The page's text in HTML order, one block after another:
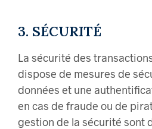
3. SÉCURITÉ
La sécurité des
dispose de mesures de
données et une
en cas de fraude ou de
gestion de la sécurité sont